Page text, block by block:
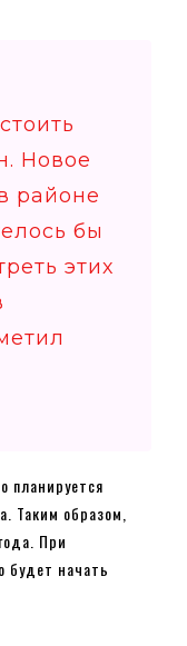
Новое
районе
бы
этих
планируется
Таким образом,
При
будет начать